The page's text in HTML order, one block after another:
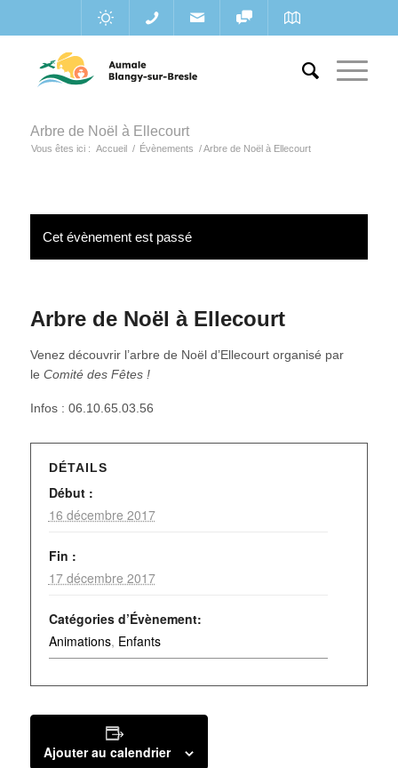
Arbre de Noël à Ellecourt
Vous êtes ici : Accueil / Évènements / Arbre de Noël à Ellecourt
Cet évènement est passé
Arbre de Noël à Ellecourt
Venez découvrir l’arbre de Noël d’Ellecourt organisé par
le Comité des Fêtes !
Infos : 06.10.65.03.56
DÉTAILS
Début :
16 décembre 2017
Fin :
17 décembre 2017
Catégories d’Évènement:
Animations, Enfants
Ajouter au calendrier